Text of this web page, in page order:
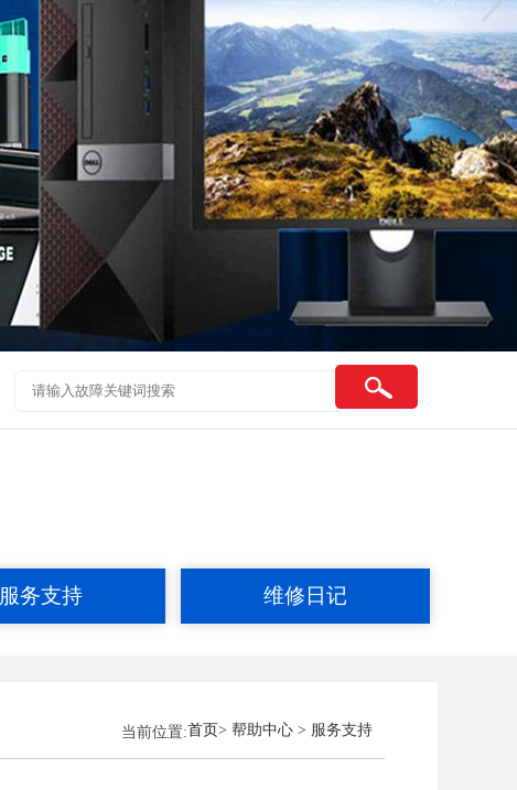
服务支持 维修日记
当前位置:首页> 帮助中心 > 服务支持